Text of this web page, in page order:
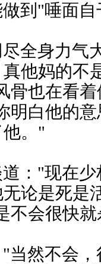
到"唾面自
全身力气
他妈的不
骨也在看
明白他的
。"
："现在少
论是死是
不会很快
然不会，